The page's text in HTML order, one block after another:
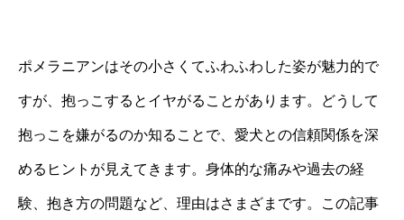
ポメラニアンはその小さくてふわふわした姿が魅力的で
すが、抱っこするとイヤがることがあります。どうして
抱っこを嫌がるのか知ることで、愛犬との信頼関係を深
めるヒントが見えてきます。身体的な痛みや過去の経
験、抱き方の問題など、理由はさまざまです。この記事